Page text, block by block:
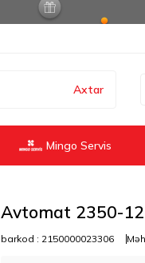
Axtar
Mingo Servis
Avtomat 2350-
barkod : 2150000023306